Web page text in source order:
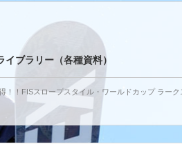
イブラリー（各種資料）
！！FISスロープスタイル・ワールドカップ ラー